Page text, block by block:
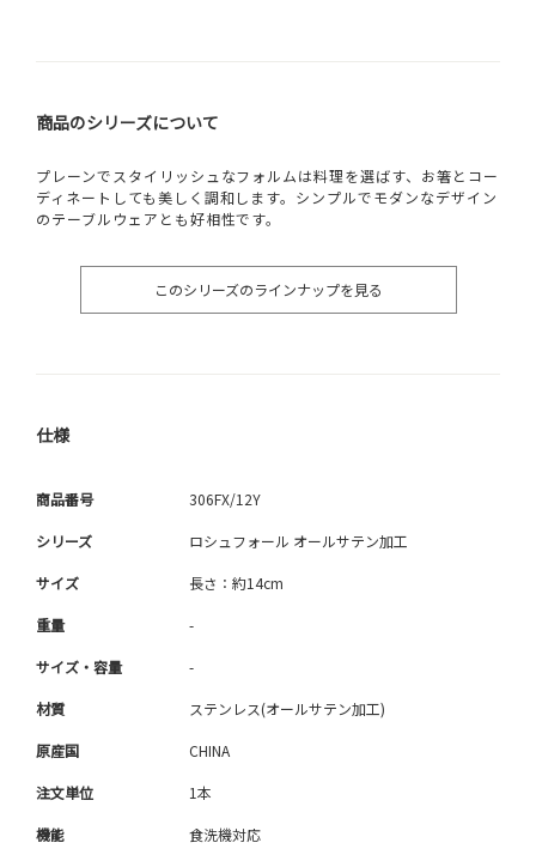
商品のシリーズについて
プレーンでスタイリッシュなフォルムは料理を選ばす、お箸とコー
ディネートしても美しく調和します。シンプルでモダンなデザイン
のテーブルウェアとも好相性です。
このシリーズのラインナップを見る
仕様
商品番号 306FX/12Y
シリーズ ロシュフォール オールサテン加工
サイズ 長さ：約14cm
重量 -
サイズ・容量 -
材質 ステンレス(オールサテン加工)
原産国 CHINA
注文単位 1本
機能 食洗機対応